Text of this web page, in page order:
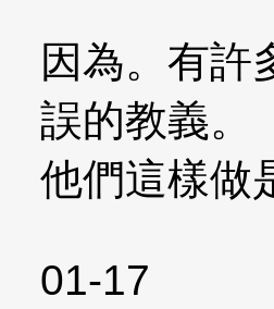
因為。有許
誤的教義。
他們這樣做
01-17